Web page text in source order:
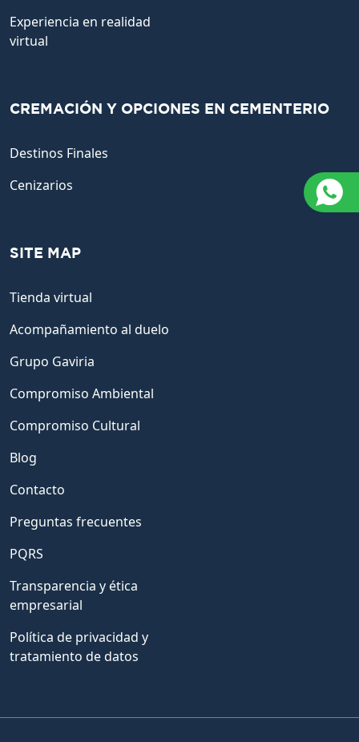
Experiencia en realidad
virtual
CREMACIÓN Y OPCIONES EN CEMENTERIO
Destinos Finales
Cenizarios
SITE MAP
Tienda virtual
Acompañamiento al duelo
Grupo Gaviria
Compromiso Ambiental
Compromiso Cultural
Blog
Contacto
Preguntas frecuentes
PQRS
Transparencia y ética
empresarial
Política de privacidad y
tratamiento de datos